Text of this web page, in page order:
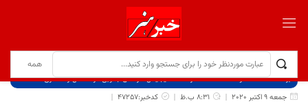
برگ نخست نوشته‌ها
۹۷ فرستنده دیجیتال خراسان جنوبی در ۲ سال راه‌اندازی شد
جمعه 9 اکتبر 2020
8:31 ب.ظ
کدخبر:47257